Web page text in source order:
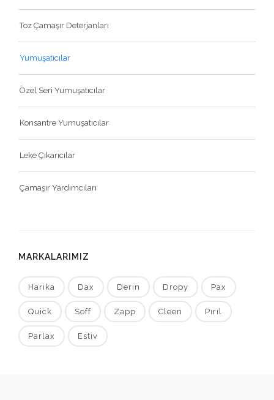
Toz Çamaşır Deterjanları
Yumuşatıcılar
Özel Seri Yumuşatıcılar
Konsantre Yumuşatıcılar
Leke Çıkarıcılar
Çamaşır Yardımcıları
MARKALARIMIZ
Harika Dax Derin Dropy Pax
Quick Soff Zapp Cleen Pırıl
Parlax Estiv